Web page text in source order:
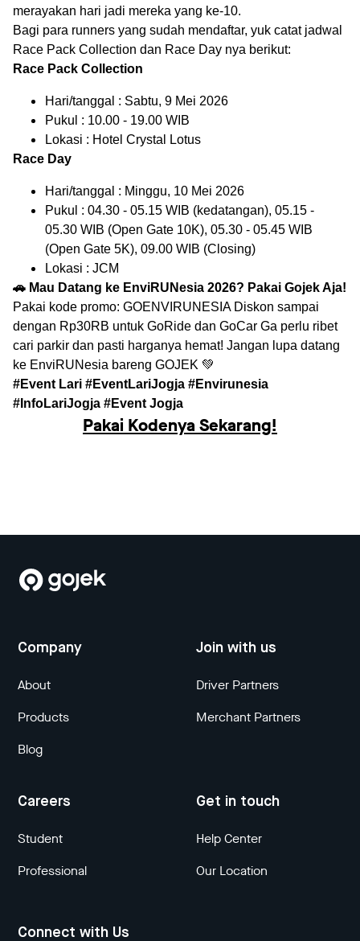
merayakan hari jadi mereka yang ke-10.
Bagi para runners yang sudah mendaftar, yuk catat jadwal
Race Pack Collection dan Race Day nya berikut:
Race Pack Collection
Hari/tanggal : Sabtu, 9 Mei 2026
Pukul : 10.00 - 19.00 WIB
Lokasi : Hotel Crystal Lotus
Race Day
Hari/tanggal : Minggu, 10 Mei 2026
Pukul : 04.30 - 05.15 WIB (kedatangan), 05.15 -
05.30 WIB (Open Gate 10K), 05.30 - 05.45 WIB
(Open Gate 5K), 09.00 WIB (Closing)
Lokasi : JCM
🚗 Mau Datang ke EnviRUNesia 2026? Pakai Gojek Aja!
Pakai kode promo: GOENVIRUNESIA Diskon sampai
dengan Rp30RB untuk GoRide dan GoCar Ga perlu ribet
cari parkir dan pasti harganya hemat! Jangan lupa datang
ke EnviRUNesia bareng GOJEK 💚
#Event Lari #EventLariJogja #Envirunesia
#InfoLariJogja #Event Jogja
Pakai Kodenya Sekarang!
Company
About
Products
Blog
Join with us
Driver Partners
Merchant Partners
Careers
Student
Professional
Get in touch
Help Center
Our Location
Connect with Us